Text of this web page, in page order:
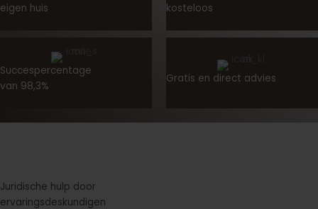
eigen huis
kosteloos
Succespercentage
van 98,3%
Gratis en direct advies
Juridische hulp door
ervaringsdeskundigen